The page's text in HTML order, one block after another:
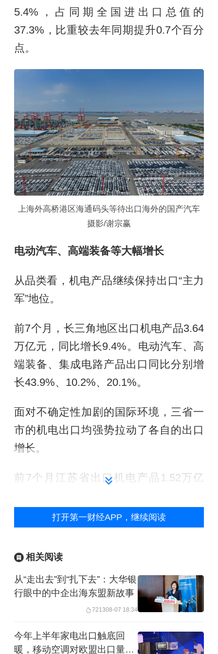
5.4%，占同期全国进出口总值的
37.3%，比重较去年同期提升0.7个百分
点。
上海外高桥港区海通码头等待出口海外的国产汽车
摄影/谢宗赢
电动汽车、高端装备等大幅增长
从品类看，机电产品继续保持出口“主力
军”地位。
前7个月，长三角地区出口机电产品3.64
万亿元，同比增长9.4%。电动汽车、高
端装备、集成电路产品出口同比分别增
长43.9%、10.2%、20.1%。
面对不确定性加剧的国际环境，三省一
市的机电出口均强势拉动了各自的出口
增长。
前7个月江苏省出口机电产品1.52万亿
个百分点，占全省出口总值的69%。其
21.3%、32.1%，“新三样”产品出口增长
同期，安徽省出口机电产品2601.5亿
元，增长16.2%，占全省出口总值的
71.3%。其中，汽车（含底盘）增长
18.9%，出口量保持全国第1；出口笔记
打开第一财经APP，继续阅读
相关阅读
从“走出去”到“扎下去”：大华银
行眼中的中企出海东盟新故事
721308-07 18:34
今年上半年家电出口触底回
暖，移动空调对欧盟出口量同